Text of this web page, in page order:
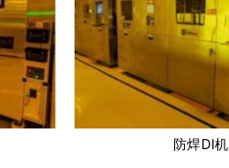
防焊DI机